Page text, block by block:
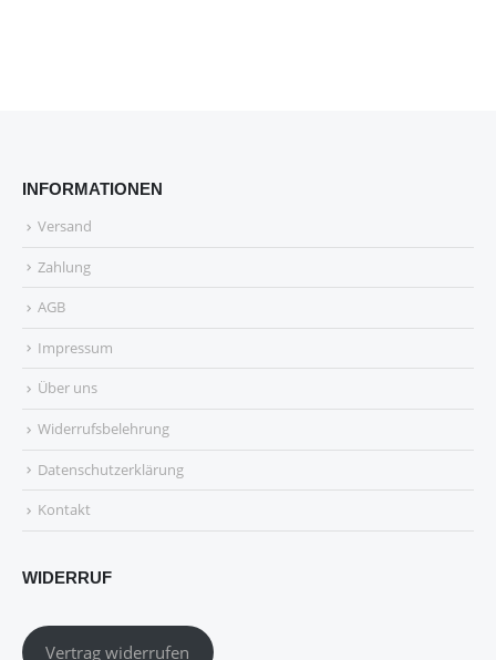
INFORMATIONEN
Versand
Zahlung
AGB
Impressum
Über uns
Widerrufsbelehrung
Datenschutzerklärung
Kontakt
WIDERRUF
Vertrag widerrufen